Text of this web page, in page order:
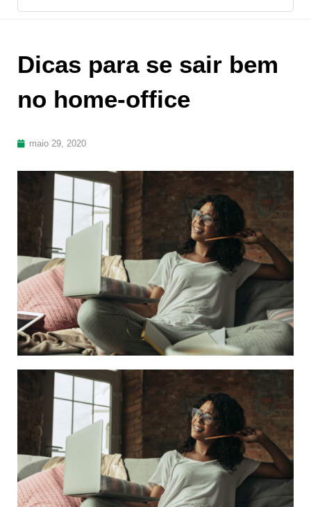
Dicas para se sair bem
no home-office
maio 29, 2020